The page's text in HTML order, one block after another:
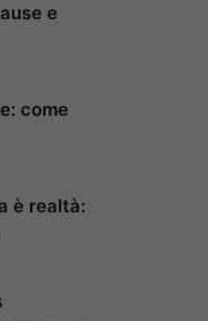
e
come
è realtà: